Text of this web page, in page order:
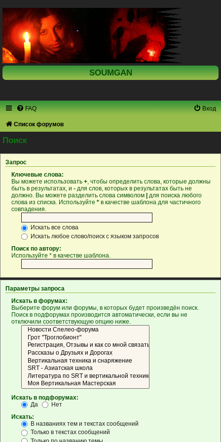
SOUMGAN
FAQ Вход
Список форумов
Поиск
Запрос
Ключевые слова:
Вы можете использовать +, чтобы определить слова, которые должны
быть в результатах, и - для слов, которых в результатах быть не
должно. Вы можете разделить слова символом
для поиска любого
слова из списка. Используйте * в качестве шаблона для частичного
совпадения.
Искать все слова
Искать любое слово/поиск с языком запросов
Поиск по автору:
Используйте * в качестве шаблона.
Параметры запроса
Искать в форумах:
Выберите форум или форумы, в которых будет произведён поиск.
Поиск в подфорумах производится автоматически, если вы не
отключили соответствующую опцию ниже.
Искать в подфорумах:
Да
Нет
Искать:
В названиях тем и текстах сообщений
Только в текстах сообщений